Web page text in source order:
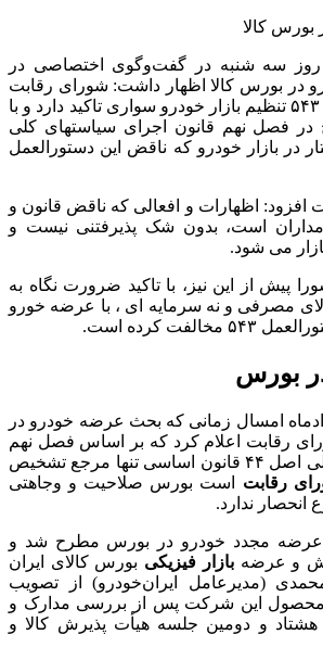
کالا
روز سه شنبه در گفت‌وگوی اختصاصی در
در بورس کالا اظهار داشت: شورای رقابت
بر اجرای دستورالعمل ۵۴۳ تنظیم بازار خودرو سواری تاکید دارد و با
در فصل نهم قانون اجرای سیاستهای کلی
رفتار در بازار خودرو که ناقض این دستورالعمل
اظهارات و افعالی که ناقض قانون و
است، بدون شک پذیرفتنی نیست و
می شود.
پیش از این نیز، با تاکید ضرورت نگاه به
مصرفی و نه سرمایه ای ، با عرضه خورو
کرده است.
بورس
امسال زمانی که بحث عرضه خودرو در
رقابت اعلام کرد که بر اساس فصل نهم
اجرای سیاست های کلی اصل ۴۴ قانون اساسی تنها مرجع تشخیص
رقابت است بورس صلاحیت و وجاهتی
انحصار ندارد.
عرضه مجدد خودرو در بورس مطرح شد و
و عرضهبازار فیزیکی بورس کالای ایران
(مدیرعامل ایران‌خودرو) از تصویب
این شرکت پس از بررسی مدارک و
و دومین جلسه هیأت پذیرش کالا و